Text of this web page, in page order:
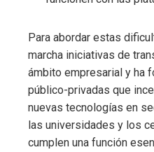
Para abordar estas
marcha iniciativas de
ámbito empresarial y ha
público-privadas que
nuevas tecnologías en
las universidades y los
cumplen una función